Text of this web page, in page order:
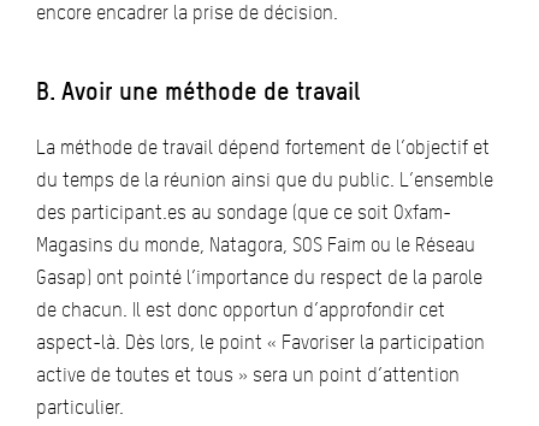
encore encadrer la prise de décision.
B. Avoir une méthode de travail
La méthode de travail dépend fortement de l’objectif et
du temps de la réunion ainsi que du public. L’ensemble
des participant.es au sondage (que ce soit Oxfam-
Magasins du monde, Natagora, SOS Faim ou le Réseau
Gasap) ont pointé l’importance du respect de la parole
de chacun. Il est donc opportun d’approfondir cet
aspect-là. Dès lors, le point « Favoriser la participation
active de toutes et tous » sera un point d’attention
particulier.